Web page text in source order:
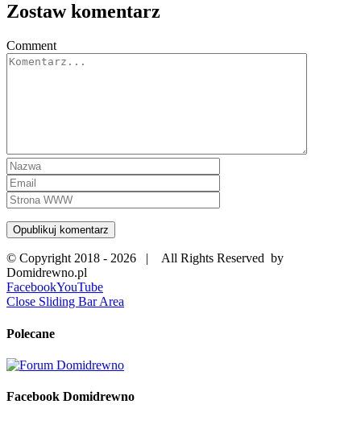
Zostaw komentarz
Comment
© Copyright 2018 - 2026 | All Rights Reserved by
Domidrewno.pl
FacebookYouTube
Close Sliding Bar Area
Polecane
Facebook Domidrewno